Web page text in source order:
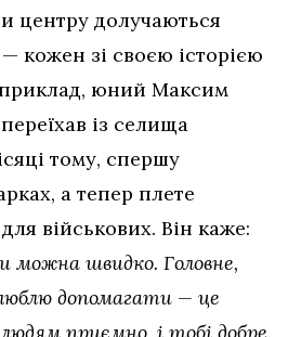
центру долучаються
кожен зі своєю історією
юний Максим
із селища
тому, спершу
а тепер плете
військових. Він каже:
можна швидко. Головне,
допомагати — це